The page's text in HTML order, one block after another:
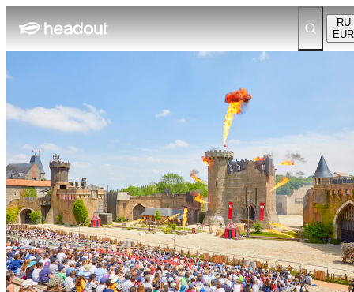
RU
EUR